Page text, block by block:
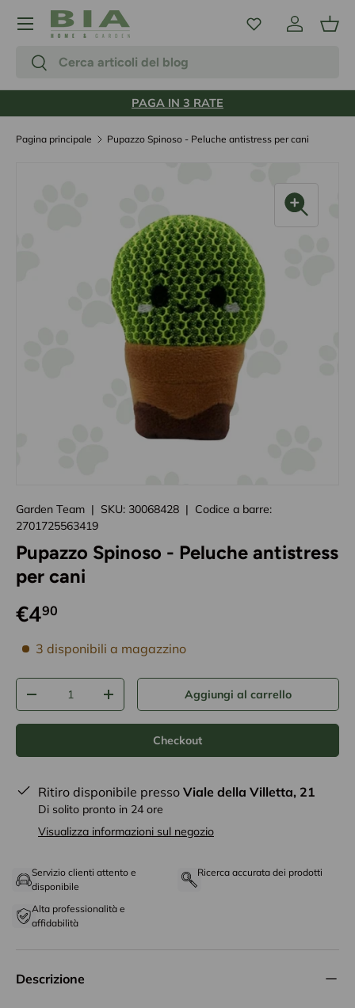
Passa ai contenuti
CercaCerca
Accedi
Menu
PAGA IN 3 RATE
Pagina principale Pupazzo Spinoso - Peluche antistress per cani
Garden Team | SKU: 30068428 | Codice a barre:
2701725563419
Pupazzo Spinoso - Peluche antistress
per cani
€490
disponibilità prodotto
3 disponibili a magazzino
Q.tà
-
+ Aggiungi al carrello
Checkout
Ritiro disponibile presso Viale della Villetta, 21
Di solito pronto in 24 ore
Visualizza informazioni sul negozio
Servizio clienti attento e
disponibile
Ricerca accurata dei prodotti
Alta professionalità e
affidabilità
Descrizione